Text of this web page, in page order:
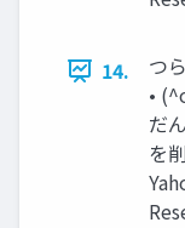
14.
つ
•
だ
を